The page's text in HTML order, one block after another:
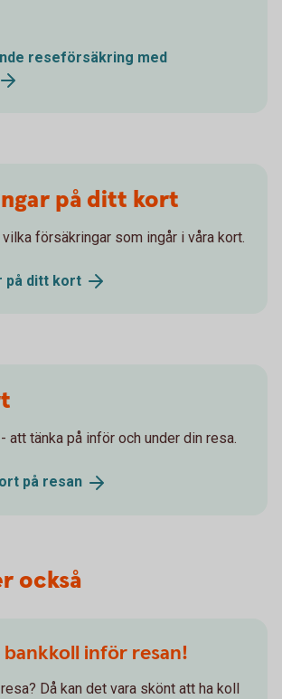
reseförsäkring med
på ditt kort
försäkringar som ingår i våra kort.
på ditt kort
att tänka på inför och under din resa.
på resan
också
bankkoll inför resan!
Då kan det vara skönt att ha koll